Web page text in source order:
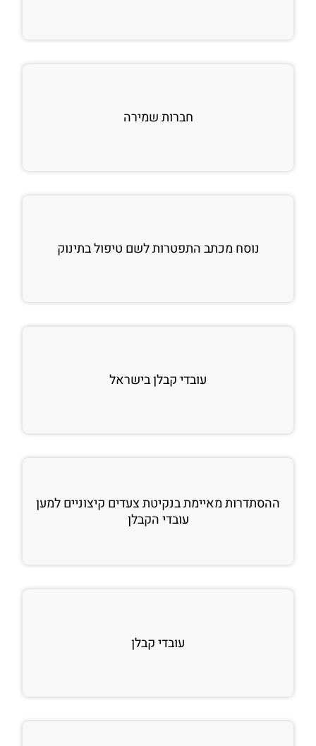
חברות שמירה
נוסח מכתב התפטרות לשם טיפול בתינוק
עובדי קבלן בישראל
ההסתדרות מאיימת בנקיטת צעדים קיצוניים למען
עובדי הקבלן
עובדי קבלן